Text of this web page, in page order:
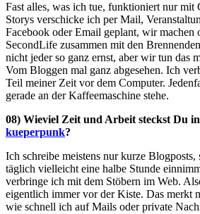
Fast alles, was ich tue, funktioniert nur mit
Storys verschicke ich per Mail,
Facebook oder Email geplant, wir machen
SecondLife zusammen mit den
nicht jeder so ganz ernst, aber wir tun das
Vom Bloggen mal ganz abgesehen. Ich
Teil meiner Zeit vor dem Computer.
gerade an der Kaffeemaschine stehe.
08) Wieviel Zeit und Arbeit steckst Du
kueperpunk?
Ich schreibe meistens nur kurze Blogposts,
täglich vielleicht eine halbe Stunde
verbringe ich mit dem Stöbern im Web.
eigentlich immer vor der Kiste. Das merkt
wie schnell ich auf Mails oder private